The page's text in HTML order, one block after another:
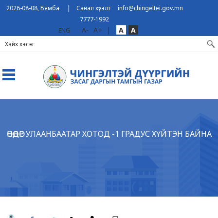
2026-08-08, Бямба | Санал хүсэлт
info@chingeltei.gov.mn
7777-1992
ENG
A- A+ | A A
ӨНӨӨДӨР УЛААНБААТАР ХОТОД -1 ГРАДУС ХҮЙТЭН БАЙНА